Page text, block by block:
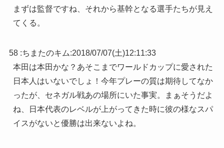
まずは監督ですね、それから基幹となる選手たちが見え
てくる。
58 :ちまたのキム:2018/07/07(土)12:11:33
本田は本田かな？あそこまでワールドカップに愛された
日本人はいないでしょ！今年プレーの質は期待してなか
ったが、セネガル戦あの場所にいた事実。まぁそうだよ
ね、日本代表のレベルが上がってきた時に彼の様なスパ
イスがないと優勝は出来ないよね。